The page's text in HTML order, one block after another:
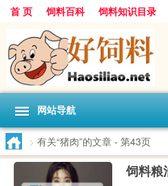
首 页 饲料百科 饲料知识目录
网站导航
> 有关“猪肉”的文章 - 第43页
饲料粮